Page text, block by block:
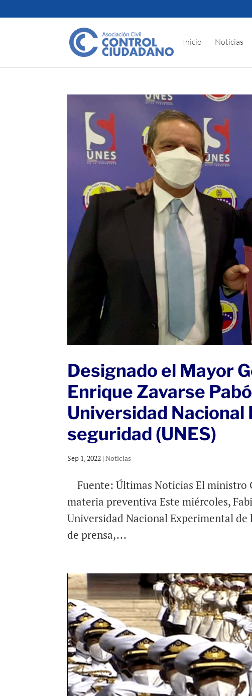
Inicio Noticias
Designado el Mayor
Enrique Zavarse
Universidad Nacional
seguridad (UNES)
Sep 1, 2022 |Noticias
Fuente: Últimas Noticias El ministro
materia preventiva Este miércoles,
Universidad Nacional Experimental de
de prensa,...